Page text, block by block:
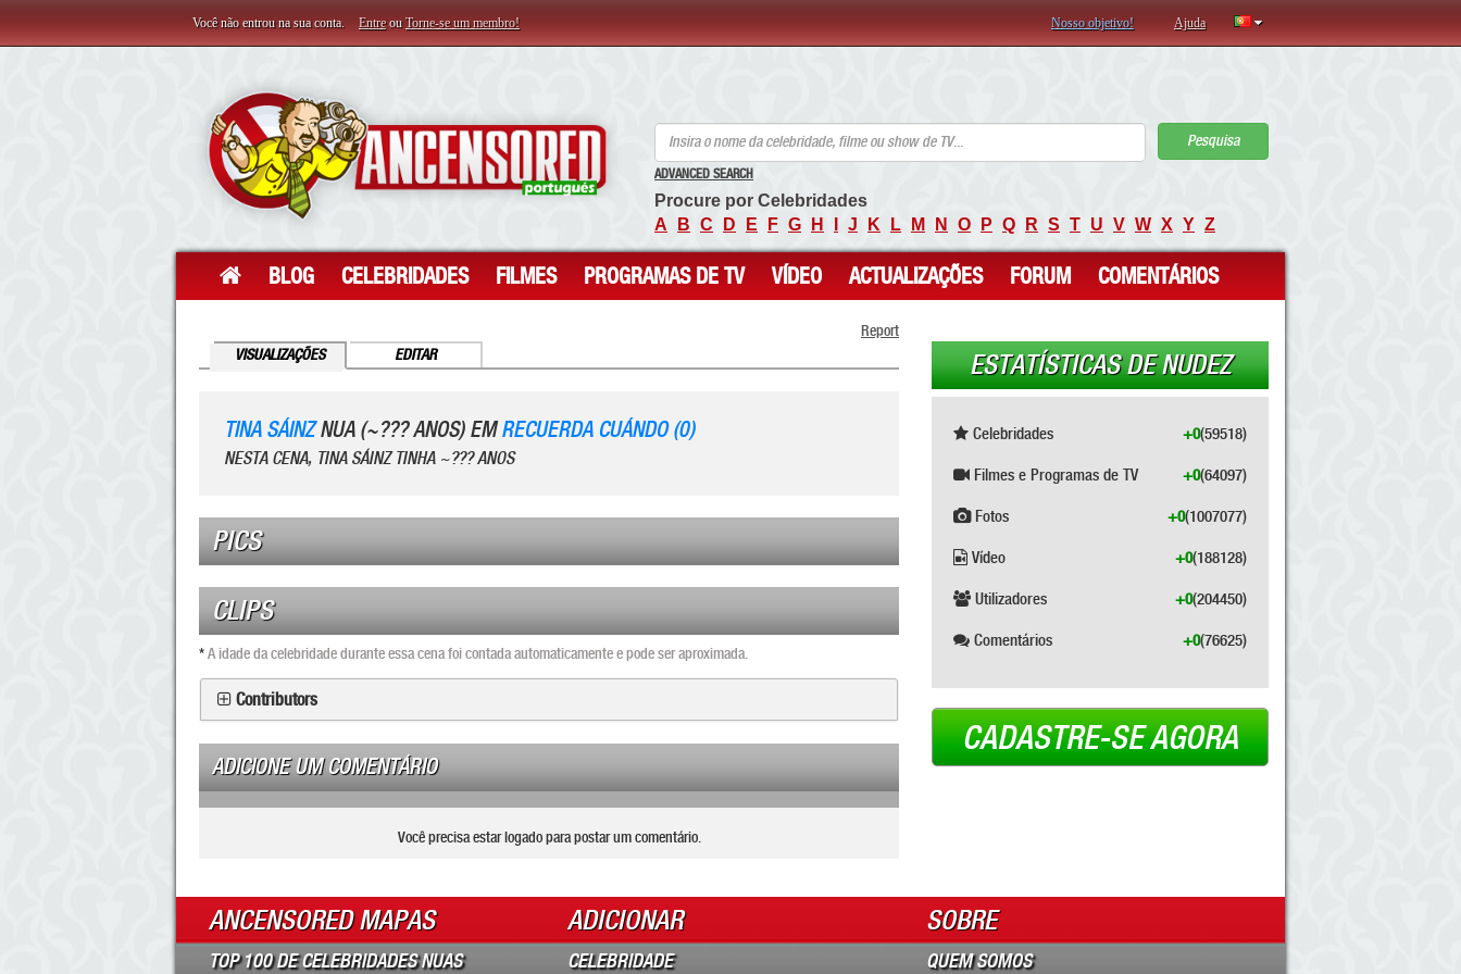
Você não entrou na sua conta. Entreou Torne-se um membro! Nosso objetivo! Ajuda
Pesquisa
ADVANCED SEARCH
Procure por Celebridades
A
B C D E F G H J K L M N O P Q R S T U V W X Y Z
BLOG CELEBRIDADES FILMES PROGRAMAS DE TV VÍDEO ACTUALIZAÇÕES FORUM COMENTÁRIOS
Report
VISUALIZAÇÕES EDITAR
TINA SÁINZNUA (~??? ANOS) EMRECUERDA CUÁNDO (0)
NESTA CENA, TINA SÁINZ TINHA ~??? ANOS
PICS
CLIPS
*A idade da celebridade durante essa cena foi contada automaticamente e pode ser aproximada.
Contributors
ADICIONE UM COMENTÁRIO
Você precisa estar logado para postar um comentário.
ESTATÍSTICAS DE NUDEZ
Celebridades (59518)
+0
Filmes e Programas de TV (64097)
+0
Fotos (1007077)
+0
Vídeo (188128)
+0
Utilizadores (204450)
+0
Comentários (76625)
+0
CADASTRE-SE AGORA
ANCENSORED MAPAS
TOP 100 DE CELEBRIDADES NUAS
ADICIONAR
CELEBRIDADE
SOBRE
QUEM SOMOS